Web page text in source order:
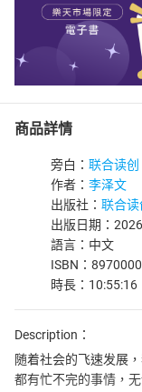
商品詳情
旁白： 联合读创
作者： 李泽文
出版社： 联合读
出版日期：
語言：中文
ISBN：
時長：10:55:16
Description：
随着社会的飞速发展
都有忙不完的事情，